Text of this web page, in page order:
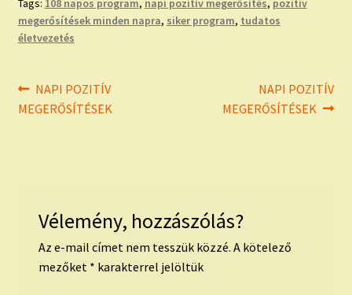
Tags: 108 napos program, napi pozitív megerősítés, pozitív
megerősítések minden napra, siker program, tudatos
életvezetés
Bejegyzés
navigáció
Previous
post:
NAPI POZITÍV
MEGERŐSÍTÉSEK
Next
post:
NAPI POZITÍV
MEGERŐSÍTÉSEK
Vélemény, hozzászólás?
Az e-mail címet nem tesszük közzé. A kötelező
mezőket * karakterrel jelöltük